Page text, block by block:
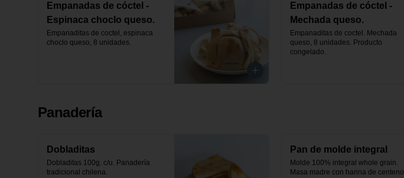
Empanadas de cóctel -
Espinaca choclo queso.
Empanaditas de coctel, espinaca
choclo queso, 8 unidades.
Empanadas de cóctel -
Mechada queso.
Empanaditas de coctel. Mechada
queso, 8 unidades. Producto
congelado.
Panadería
Dobladitas
Dobladitas 100g. c/u. Panadería
tradicional chilena.
Pan de molde integral
Molde 100% integral whole grain.
Masa madre con harina de centeno